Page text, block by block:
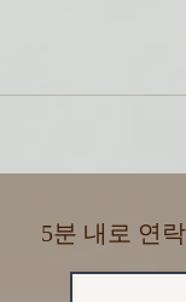
5분 내로 연